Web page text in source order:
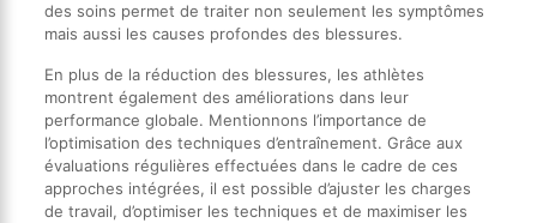
des soins permet de traiter non seulement les symptômes
mais aussi les causes profondes des blessures.
En plus de la réduction des blessures, les athlètes
montrent également des améliorations dans leur
performance globale. Mentionnons l’importance de
l’optimisation des techniques d’entraînement. Grâce aux
évaluations régulières effectuées dans le cadre de ces
approches intégrées, il est possible d’ajuster les charges
de travail, d’optimiser les techniques et de maximiser les